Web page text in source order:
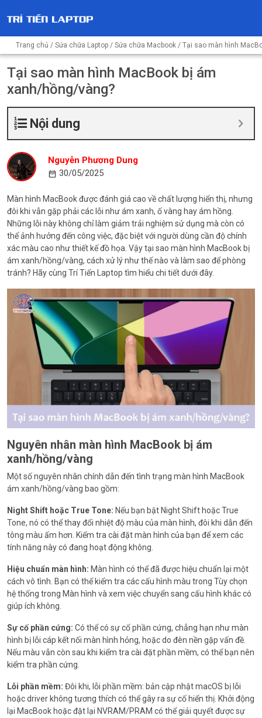
Trang chủ / Sửa chữa Laptop / Sửa chữa Macbook / Tại sao màn hình
Tại sao màn hình MacBook bị ám
xanh/hồng/vàng?
Nội dung
Nguyễn Phương Dung
30/05/2025
Màn hình MacBook được đánh giá cao về chất lượng hiển thị, nhưng
đôi khi vẫn gặp phải các lỗi như ám xanh, ố vàng hay ám hồng.
Những lỗi này không chỉ làm giảm trải nghiệm sử dụng mà còn có
thể ảnh hưởng đến công việc, đặc biệt với người dùng cần độ chính
xác màu cao như thiết kế đồ họa. Vậy tại sao màn hình MacBook bị
ám xanh/hồng/vàng, cách xử lý như thế nào và làm sao để phòng
tránh? Hãy cùng Trí Tiến Laptop tìm hiểu chi tiết dưới đây.
Nguyên nhân màn hình MacBook bị ám
xanh/hồng/vàng
Một số nguyên nhân chính dẫn đến tình trạng màn hình MacBook
ám xanh/hồng/vàng bao gồm:
Night Shift hoặc True Tone: Nếu bạn bật Night Shift hoặc True
Tone, nó có thể thay đổi nhiệt độ màu của màn hình, đôi khi dẫn đến
tông màu ấm hơn. Kiểm tra cài đặt màn hình của bạn để xem các
tính năng này có đang hoạt động không.
Hiệu chuẩn màn hình: Màn hình có thể đã được hiệu chuẩn lại một
cách vô tình. Bạn có thể kiểm tra các cấu hình màu trong Tùy chọn
hệ thống trong Màn hình và xem việc chuyển sang cấu hình khác có
giúp ích không.
Sự cố phần cứng: Có thể có sự cố phần cứng, chẳng hạn như màn
hình bị lỗi cáp kết nối màn hình hỏng, hoặc do đèn nền gặp vấn đề.
Nếu màu vẫn còn sau khi kiểm tra cài đặt phần mềm, có thể bạn nên
kiểm tra phần cứng.
Lỗi phần mềm: Đôi khi, lỗi phần mềm: bản cập nhật macOS bị lỗi
hoặc driver không tương thích có thể gây ra sự cố hiển thị. Khởi động
lại MacBook hoặc đặt lại NVRAM/PRAM có thể giải quyết được sự